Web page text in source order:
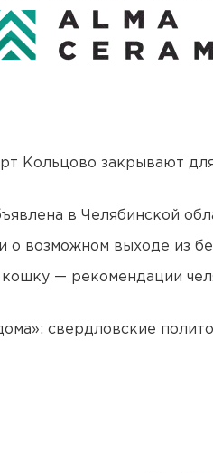
Кольцово закрывают
в Челябинской
о возможном выходе из
— рекомендации
свердловские